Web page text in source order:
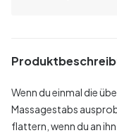
Wenn du einmal die
Massagestabs
flattern, wenn du an